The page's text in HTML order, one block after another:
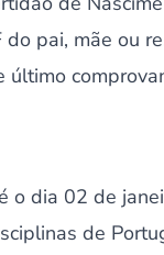
pai, mãe ou
último
o dia 02 de
de